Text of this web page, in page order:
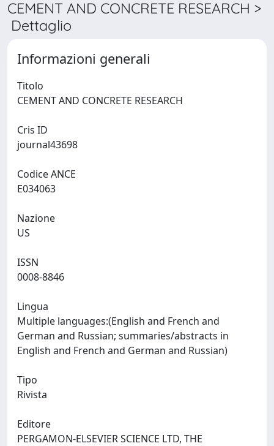
CEMENT AND CONCRETE RESEARCH >
Dettaglio
Informazioni generali
Titolo
Cris ID
Codice ANCE
Nazione
ISSN
Lingua
Multiple languages:(English and French and
German and Russian; summaries/abstracts in
Tipo
Rivista
Editore
PERGAMON-ELSEVIER SCIENCE LTD, THE